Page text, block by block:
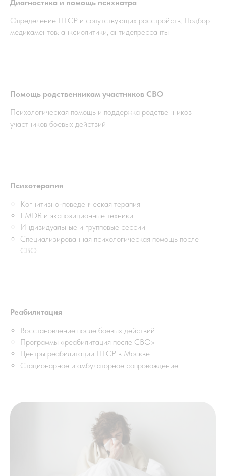
Диагностика и помощь психиатра
Определение ПТСР и сопутствующих расстройств. Подбор
медикаментов: анксиолитики, антидепрессанты
Помощь родственникам участников СВО
Психологическая помощь и поддержка родственников
участников боевых действий
Психотерапия
Когнитивно-поведенческая терапия
EMDR и экспозиционные техники
Индивидуальные и групповые сессии
Специализированная психологическая помощь после
СВО
Реабилитация
Восстановление после боевых действий
Программы «реабилитация после СВО»
Центры реабилитации ПТСР в Москве
Стационарное и амбулаторное сопровождение